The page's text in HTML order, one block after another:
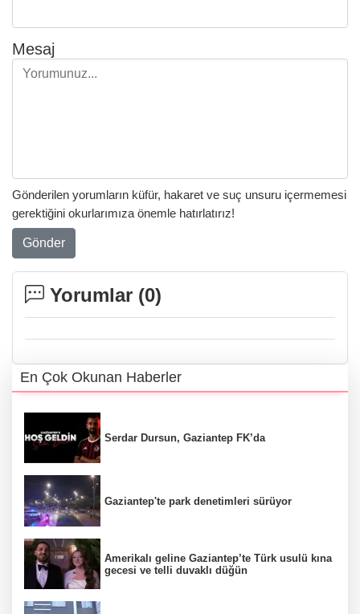
Mesaj
Gönderilen yorumların küfür, hakaret ve suç unsuru içermemesi
gerektiğini okurlarımıza önemle hatırlatırız!
Gönder
Yorumlar (0)
En Çok Okunan Haberler
Serdar Dursun, Gaziantep FK’da
Gaziantep'te park denetimleri sürüyor
Amerikalı geline Gaziantep’te Türk usulü kına
gecesi ve telli duvaklı düğün